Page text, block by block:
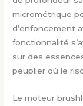
micrométrique
d’enfoncement
fonctionnalité
sur des
peuplier où le
Le moteur